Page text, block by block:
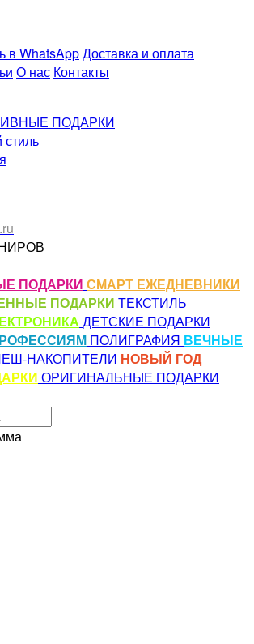
в WhatsAppДоставка и оплата
О нас Контакты
ПОДАРКИ
ПОДАРКИ СМАРТ ЕЖЕДНЕВНИКИ
ПОДАРКИ ТЕКСТИЛЬ
ДЕТСКИЕ ПОДАРКИ
ПОЛИГРАФИЯ ВЕЧНЫЕ
НАКОПИТЕЛИ НОВЫЙ ГОД
ОРИГИНАЛЬНЫЕ ПОДАРКИ